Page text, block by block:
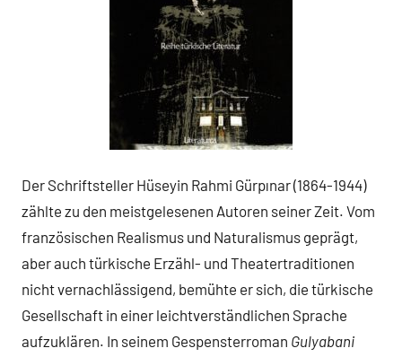
Der Schriftsteller Hüseyin Rahmi Gürpınar (1864-1944)
zählte zu den meistgelesenen Autoren seiner Zeit. Vom
französischen Realismus und Naturalismus geprägt,
aber auch türkische Erzähl- und Theatertraditionen
nicht vernachlässigend, bemühte er sich, die türkische
Gesellschaft in einer leichtverständlichen Sprache
aufzuklären. In seinem Gespensterroman Gulyabani